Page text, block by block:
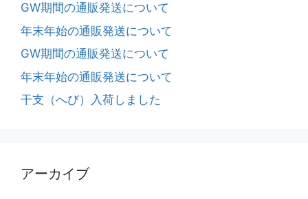
GW期間の通販発送について
年末年始の通販発送について
GW期間の通販発送について
年末年始の通販発送について
干支（へび）入荷しました
アーカイブ